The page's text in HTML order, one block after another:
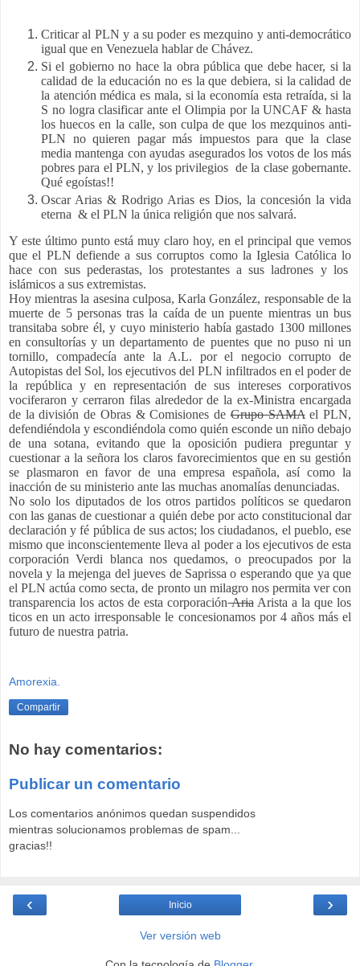
Criticar al PLN y a su poder es mezquino y anti-democrático
igual que en Venezuela hablar de Chávez.
Si el gobierno no hace la obra pública que debe hacer, si la
calidad de la educación no es la que debiera, si la calidad de
la atención médica es mala, si la economía esta retraída, si la
S no logra clasificar ante el Olimpia por la UNCAF & hasta
los huecos en la calle, son culpa de que los mezquinos anti-
PLN no quieren pagar más impuestos para que la clase
media mantenga con ayudas asegurados los votos de los más
pobres para el PLN, y los privilegios de la clase gobernante.
Qué egoístas!!
Oscar Arias & Rodrigo Arias es Dios, la concesión la vida
eterna & el PLN la única religión que nos salvará.
Y este último punto está muy claro hoy, en el principal que vemos
que el PLN defiende a sus corruptos como la Iglesia Católica lo
hace con sus pederastas, los protestantes a sus ladrones y los
islámicos a sus extremistas.
Hoy mientras la asesina culposa, Karla González, responsable de la
muerte de 5 personas tras la caída de un puente mientras un bus
transitaba sobre él, y cuyo ministerio había gastado 1300 millones
en consultorías y un departamento de puentes que no puso ni un
tornillo, compadecía ante la A.L. por el negocio corrupto de
Autopistas del Sol, los ejecutivos del PLN infiltrados en el poder de
la república y en representación de sus intereses corporativos
vociferaron y cerraron filas alrededor de la ex-Ministra encargada
de la división de Obras & Comisiones deGrupo SAMAel PLN,
defendiéndola y escondiéndola como quién esconde un niño debajo
de una sotana, evitando que la oposición pudiera preguntar y
cuestionar a la señora los claros favorecimientos que en su gestión
se plasmaron en favor de una empresa española, así como la
inacción de su ministerio ante las muchas anomalías denunciadas.
No solo los diputados de los otros partidos políticos se quedaron
con las ganas de cuestionar a quién debe por acto constitucional dar
declaración y fé pública de sus actos; los ciudadanos, el pueblo, ese
mismo que inconscientemente lleva al poder a los ejecutivos de esta
corporación Verdi blanca nos quedamos, o preocupados por la
novela y la mejenga del jueves de Saprissa o esperando que ya que
el PLN actúa como secta, de pronto un milagro nos permita ver con
transparencia los actos de esta corporaciónAriaArista a la que los
ticos en un acto irresponsable le concesionamos por 4 años más el
futuro de nuestra patria.
Amorexia.
Compartir
No hay comentarios:
Publicar un comentario
Los comentarios anónimos quedan suspendidos
mientras solucionamos problemas de spam...
gracias!!
‹ ›
Inicio
Ver versión web